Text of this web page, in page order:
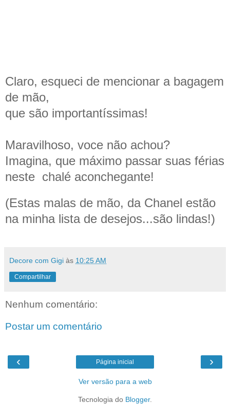
Claro, esqueci de mencionar a bagagem
de mão,
que são importantíssimas!
Maravilhoso, voce não achou?
Imagina, que máximo passar suas férias
neste chalé aconchegante!
(Estas malas de mão, da Chanel estão
na minha lista de desejos...são lindas!)
Decore com Gigi às 10:25 AM
Compartilhar
Nenhum comentário:
Postar um comentário
‹ ›
Página inicial
Ver versão para a web
Tecnologia do Blogger.